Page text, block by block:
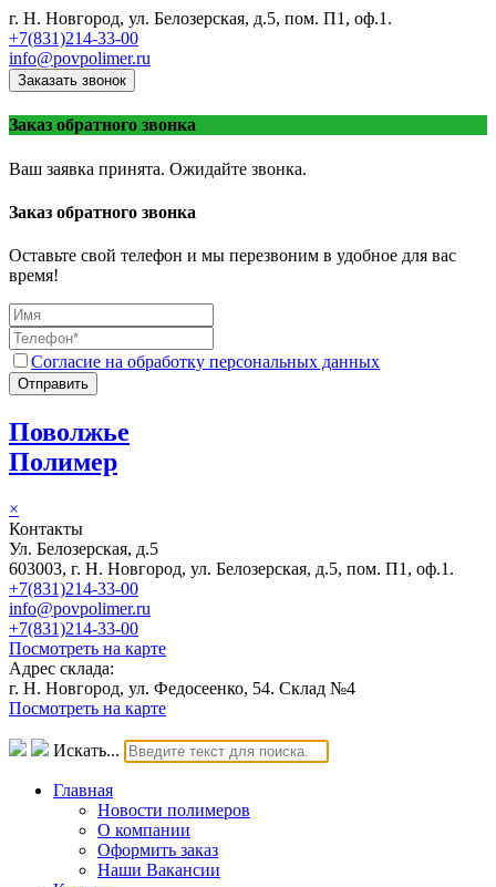
г. Н. Новгород, ул. Белозерская, д.5, пом. П1, оф.1.
+7(831)214-33-00
info@povpolimer.ru
Заказать звонок
Заказ обратного звонка
Ваш заявка принята. Ожидайте звонка.
Заказ обратного звонка
Оставьте свой телефон и мы перезвоним в удобное для вас
время!
Согласие на обработку персональных данных
Отправить
Поволжье
Полимер
×
Контакты
Ул. Белозерская, д.5
603003, г. Н. Новгород, ул. Белозерская, д.5, пом. П1, оф.1.
+7(831)214-33-00
info@povpolimer.ru
+7(831)214-33-00
Посмотреть на карте
Адрес склада:
г. Н. Новгород, ул. Федосеенко, 54. Склад №4
Посмотреть на карте
Искать...
Главная
Новости полимеров
О компании
Оформить заказ
Наши Вакансии